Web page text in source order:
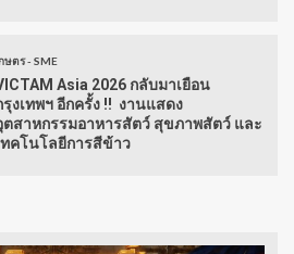
ษตร - SME
Asia 2026 กลับมาเยือน
รุงเทพฯ อีกครั้ง !! งานแสดง
ตสาหกรรมอาหารสัตว์ สุขภาพสัตว์ และ
ทคโนโลยีการสีข้าว